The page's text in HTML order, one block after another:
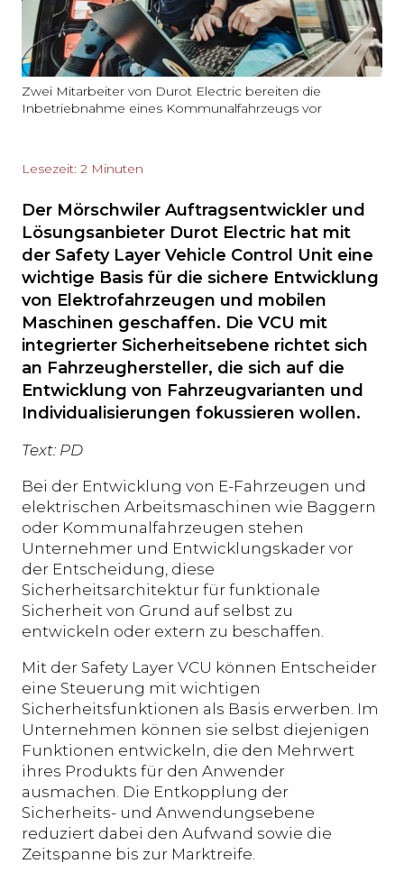
Zwei Mitarbeiter von Durot Electric bereiten die
Inbetriebnahme eines Kommunalfahrzeugs vor
Lesezeit: 2 Minuten
Der Mörschwiler Auftragsentwickler und
Lösungsanbieter Durot Electric hat mit
der Safety Layer Vehicle Control Unit eine
wichtige Basis für die sichere Entwicklung
von Elektrofahrzeugen und mobilen
Maschinen geschaffen. Die VCU mit
integrierter Sicherheitsebene richtet sich
an Fahrzeughersteller, die sich auf die
Entwicklung von Fahrzeugvarianten und
Individualisierungen fokussieren wollen.
Text: PD
Bei der Entwicklung von E-Fahrzeugen und
elektrischen Arbeitsmaschinen wie Baggern
oder Kommunalfahrzeugen stehen
Unternehmer und Entwicklungskader vor
der Entscheidung, diese
Sicherheitsarchitektur für funktionale
Sicherheit von Grund auf selbst zu
entwickeln oder extern zu beschaffen.
Mit der Safety Layer VCU können Entscheider
eine Steuerung mit wichtigen
Sicherheitsfunktionen als Basis erwerben. Im
Unternehmen können sie selbst diejenigen
Funktionen entwickeln, die den Mehrwert
ihres Produkts für den Anwender
ausmachen. Die Entkopplung der
Sicherheits- und Anwendungsebene
reduziert dabei den Aufwand sowie die
Zeitspanne bis zur Marktreife.